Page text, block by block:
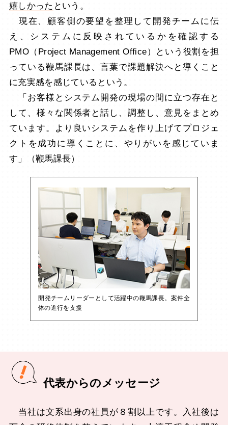
嬉しかった という。
現在、顧客側の要望を整理して開発チームに伝
え、システムに反映されているかを確認する
PMO（Project Management Office）という役割を担
っている鞭馬課長は、言葉で課題解決へと導くこと
に充実感を感じているという。
「お客様とシステム開発の現場の間に立つ存在と
して、様々な関係者と話し、調整し、意見をまとめ
ています。より良いシステムを作り上げてプロジェ
クトを成功に導くことに、やりがいを感じていま
す」（鞭馬課長）
開発チームリーダーとして活躍中の鞭馬課長。案件全
体の進行を支援
代表からのメッセージ
当社は文系出身の社員が８割以上です。入社後は